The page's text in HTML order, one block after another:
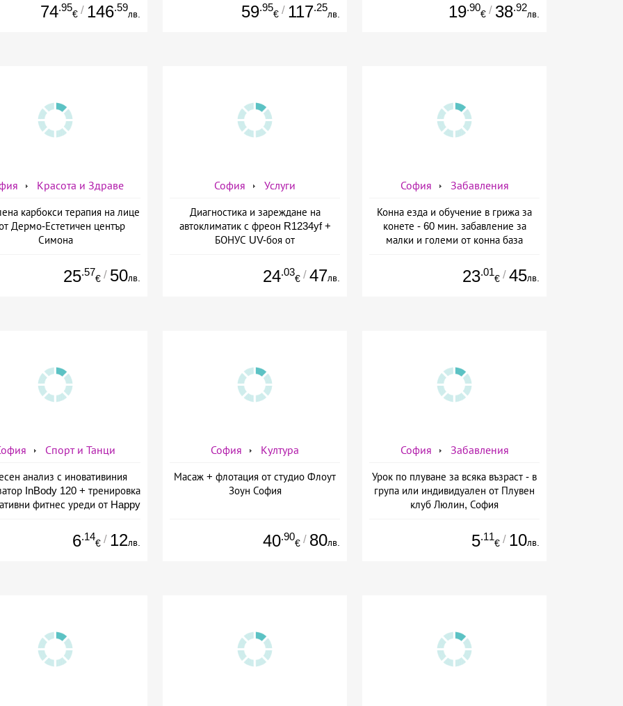
74.95
€ / 146.59
лв. 59.95
€ / 117.25
лв. 19.90
€ / 38.92
лв.
Красота и Здраве
карбокси терапия на лице
Дермо-Естетичен център
Симона
25.57
€ / 50лв.
София Услуги
Диагностика и зареждане на
автоклиматик с фреон R1234yf +
БОНУС UV-боя от
AutoClimaMASTER в Люлин
24.03
€ / 47лв.
София Забавления
Конна езда и обучение в грижа за
конете - 60 мин. забавление за
малки и големи от конна база
23.01
€ / 45лв.
Спорт и Танци
анализ с иновативиния
InBody 120 + тренировка
фитнес уреди от Happy
6.14
€ / 12лв.
София Култура
Масаж + флотация от студио Флоут
Зоун София
40.90
€ / 80лв.
София Забавления
Урок по плуване за всяка възраст - в
група или индивидуален от Плувен
клуб Люлин, София
5.11
€ / 10лв.